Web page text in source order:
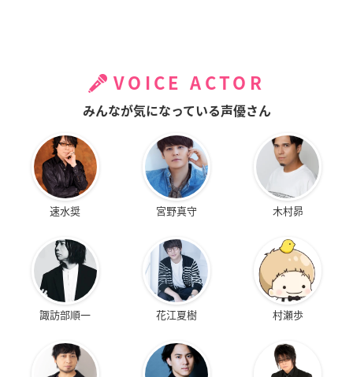
VOICE ACTOR
みんなが気になっている声優さん
速水奨 宮野真守 木村昴
諏訪部順一 花江夏樹 村瀬歩